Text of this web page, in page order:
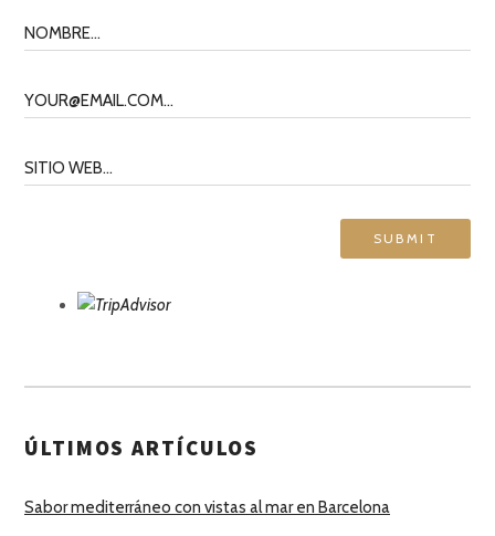
ÚLTIMOS ARTÍCULOS
Sabor mediterráneo con vistas al mar en Barcelona